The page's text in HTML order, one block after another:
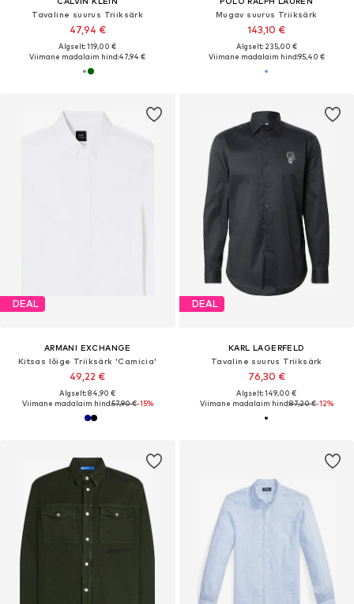
Tavaline suurus Triiksärk
47,94 €
Algselt: 119,00 €
Viimane madalaim hind:47,94 €
Mugav suurus Triiksärk
143,10 €
Algselt: 235,00 €
Viimane madalaim hind:95,40 €
DEAL
ARMANI EXCHANGE
Kitsas lõige Triiksärk 'Camicia'
49,22 €
Algselt: 84,90 €
Viimane madalaim hind:57,90 €-15%
DEAL
KARL LAGERFELD
Tavaline suurus Triiksärk
76,30 €
Algselt: 149,00 €
Viimane madalaim hind:87,20 €-12%